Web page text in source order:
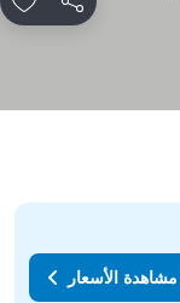
مشاركة
مشاهدة الأسعار